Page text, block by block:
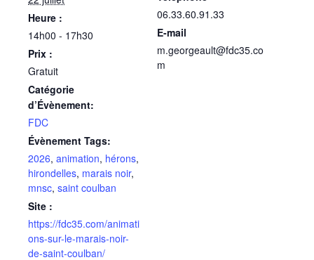
Heure :
14h00 - 17h30
Prix :
Gratuit
Catégorie
d’Évènement:
FDC
Évènement Tags:
2026, animation, hérons,
hirondelles, marais noir,
mnsc, saint coulban
Site :
https://fdc35.com/animati
ons-sur-le-marais-noir-
de-saint-coulban/
06.33.60.91.33
E-mail
m.georgeault@fdc35.co
m